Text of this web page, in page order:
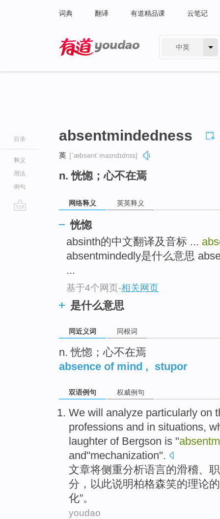
词典 翻译 有道精品课 云笔记
中英
目录
释义
用法
例句
absentmindedness
英 [ˈæbsəntˈmaɪndɪdnɪs]
n. 恍惚；心不在焉
网络释义 英英释义
恍惚
absinth的中文翻译及音标 ...
absentmindedly是什么意思
...
基于4个网页-相关网页
是什么意思
同近义词 同根词
n. 恍惚；心不在焉
absence of mind , stupor
双语例句 权威例句
We will analyze particularly on
professions and in situations,
laughter of Bergson is "
and"mechanization".
文章将侧重分析语言的滑稽、
分，以此说明柏格森笑的理论
化”。
youdao